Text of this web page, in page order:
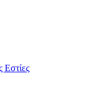
Εστίες